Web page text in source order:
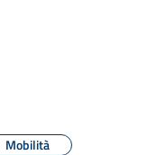
Mobilità